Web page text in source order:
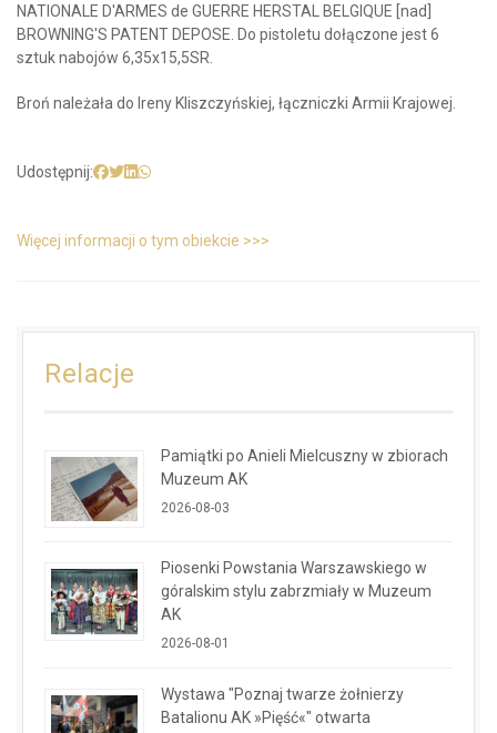
NATIONALE D'ARMES de GUERRE HERSTAL BELGIQUE [nad]
BROWNING'S PATENT DEPOSE. Do pistoletu dołączone jest 6
sztuk nabojów 6,35x15,5SR.
Broń należała do Ireny Kliszczyńskiej, łączniczki Armii Krajowej.
Udostępnij:
Więcej informacji o tym obiekcie >>>
Relacje
Pamiątki po Anieli Mielcuszny w zbiorach
Muzeum AK
2026-08-03
Piosenki Powstania Warszawskiego w
góralskim stylu zabrzmiały w Muzeum
AK
2026-08-01
Wystawa "Poznaj twarze żołnierzy
Batalionu AK »Pięść«" otwarta